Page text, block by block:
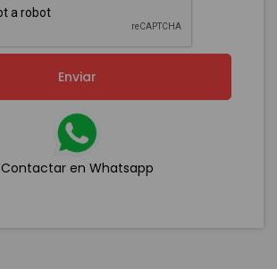
Enviar
Contactar en Whatsapp